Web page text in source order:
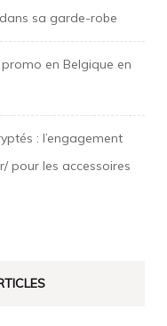
sa garde-robe
en Belgique en
: l’engagement
pour les accessoires